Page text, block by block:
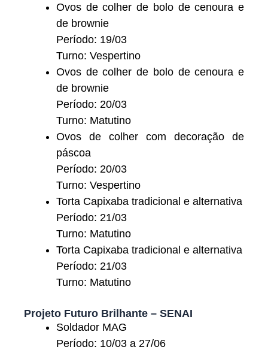
Ovos de colher de bolo de cenoura e
de brownie
Período: 19/03
Turno: Vespertino
Ovos de colher de bolo de cenoura e
de brownie
Período: 20/03
Turno: Matutino
Ovos de colher com decoração de
páscoa
Período: 20/03
Turno: Vespertino
Torta Capixaba tradicional e alternativa
Período: 21/03
Turno: Matutino
Torta Capixaba tradicional e alternativa
Período: 21/03
Turno: Matutino
Projeto Futuro Brilhante – SENAI
Soldador MAG
Período: 10/03 a 27/06